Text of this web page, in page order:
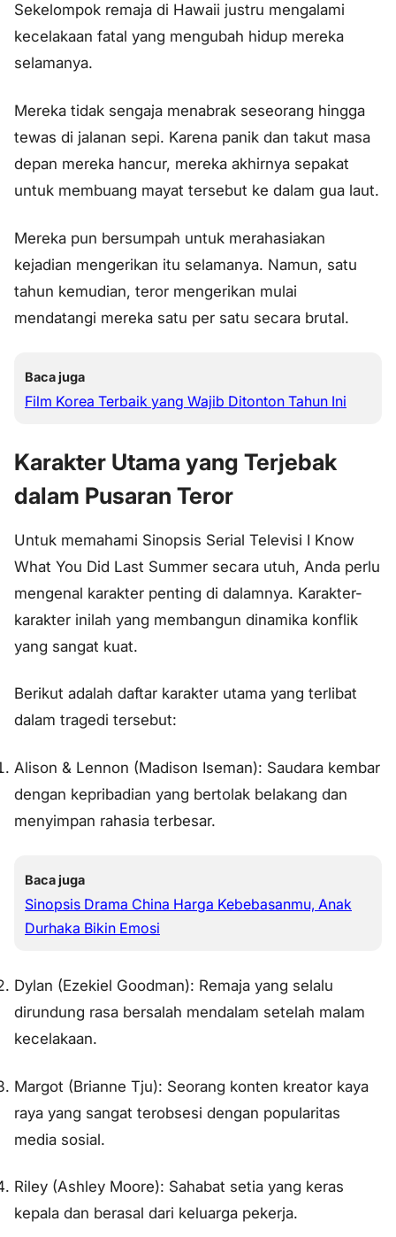
Sekelompok remaja di Hawaii justru mengalami
kecelakaan fatal yang mengubah hidup mereka
selamanya.
Mereka tidak sengaja menabrak seseorang hingga
tewas di jalanan sepi. Karena panik dan takut masa
depan mereka hancur, mereka akhirnya sepakat
untuk membuang mayat tersebut ke dalam gua laut.
Mereka pun bersumpah untuk merahasiakan
kejadian mengerikan itu selamanya. Namun, satu
tahun kemudian, teror mengerikan mulai
mendatangi mereka satu per satu secara brutal.
Baca juga
Film Korea Terbaik yang Wajib Ditonton Tahun Ini
Karakter Utama yang Terjebak
dalam Pusaran Teror
Untuk memahami Sinopsis Serial Televisi I Know
What You Did Last Summer secara utuh, Anda perlu
mengenal karakter penting di dalamnya. Karakter-
karakter inilah yang membangun dinamika konflik
yang sangat kuat.
Berikut adalah daftar karakter utama yang terlibat
dalam tragedi tersebut:
Alison & Lennon (Madison Iseman): Saudara kembar
dengan kepribadian yang bertolak belakang dan
menyimpan rahasia terbesar.
Baca juga
Sinopsis Drama China Harga Kebebasanmu, Anak
Durhaka Bikin Emosi
Dylan (Ezekiel Goodman): Remaja yang selalu
dirundung rasa bersalah mendalam setelah malam
kecelakaan.
Margot (Brianne Tju): Seorang konten kreator kaya
raya yang sangat terobsesi dengan popularitas
media sosial.
Riley (Ashley Moore): Sahabat setia yang keras
kepala dan berasal dari keluarga pekerja.